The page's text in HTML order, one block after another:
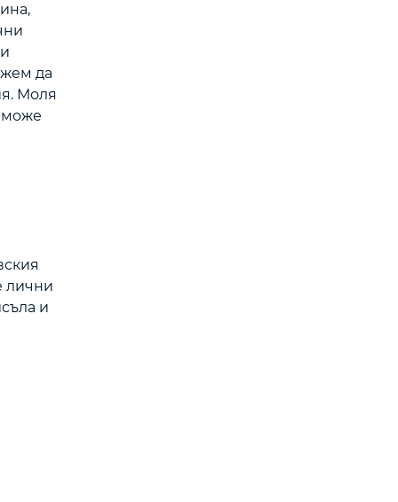
да
Моля
може
лични
и